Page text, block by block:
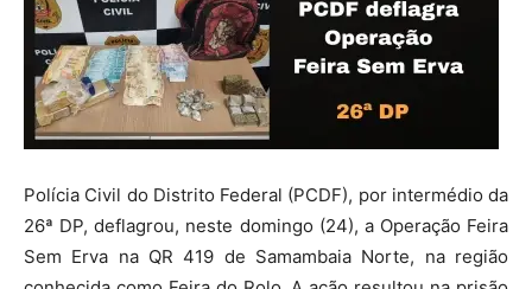
Polícia Civil do Distrito Federal (PCDF), por intermédio da
26ª DP, deflagrou, neste domingo (24), a Operação Feira
Sem Erva na QR 419 de Samambaia Norte, na região